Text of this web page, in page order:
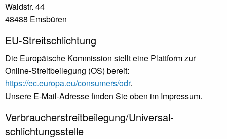
Waldstr. 44
48488 Emsbüren
EU-Streitschlichtung
Die Europäische Kommission stellt eine Plattform zur
Online-Streitbeilegung (OS) bereit:
https://ec.europa.eu/consumers/odr.
Unsere E-Mail-Adresse finden Sie oben im Impressum.
Verbraucher­streit­beilegung/Universal­
schlichtungs­stelle